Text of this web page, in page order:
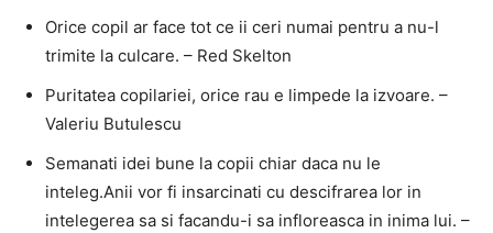
Orice copil ar face tot ce ii ceri numai pentru a nu-l
trimite la culcare. – Red Skelton
Puritatea copilariei, orice rau e limpede la izvoare. –
Valeriu Butulescu
Semanati idei bune la copii chiar daca nu le
inteleg.Anii vor fi insarcinati cu descifrarea lor in
intelegerea sa si facandu-i sa infloreasca in inima lui. –